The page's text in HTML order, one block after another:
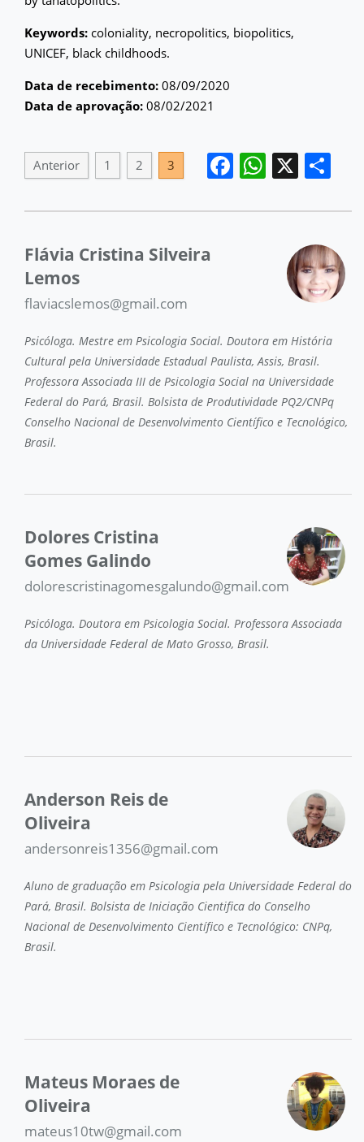
Keywords: coloniality, necropolitics, biopolitics,
UNICEF, black childhoods.
Data de recebimento: 08/09/2020
Data de aprovação: 08/02/2021
Facebook
X
Anterior 1 2 3
Flávia Cristina Silveira
Lemos
flaviacslemos@gmail.com
Psicóloga. Mestre em Psicologia Social. Doutora em História
Cultural pela Universidade Estadual Paulista, Assis, Brasil.
Professora Associada III de Psicologia Social na Universidade
Federal do Pará, Brasil. Bolsista de Produtividade PQ2/CNPq
Conselho Nacional de Desenvolvimento Científico e Tecnológico,
Brasil.
Dolores Cristina
Gomes Galindo
dolorescristinagomesgalundo@gmail.com
Psicóloga. Doutora em Psicologia Social. Professora Associada
da Universidade Federal de Mato Grosso, Brasil.
Anderson Reis de
Oliveira
andersonreis1356@gmail.com
Aluno de graduação em Psicologia pela Universidade Federal do
Pará, Brasil. Bolsista de Iniciação Cientifica do Conselho
Nacional de Desenvolvimento Científico e Tecnológico: CNPq,
Brasil.
Mateus Moraes de
Oliveira
mateus10tw@gmail.com